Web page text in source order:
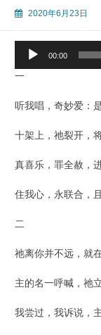
2020年6月23日
播
器
00:00
一
听我唱，奇妙爱：
十架上，祂裂开，
真喜乐，罪全赦，
住我心，永联合，
二
祂离你并不远，就
主的名一呼喊，祂
我尝过，我诉说，